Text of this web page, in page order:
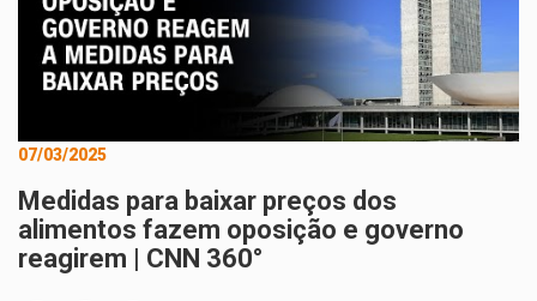
07/03/2025
Medidas para baixar preços dos
alimentos fazem oposição e governo
reagirem | CNN 360°